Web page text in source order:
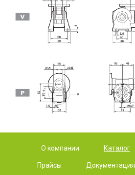
О компании Каталог
Прайсы Документация